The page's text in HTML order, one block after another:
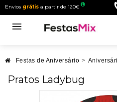
Envios grátis a partir de 120€
Festas de Aniversário >
Pratos Ladybug